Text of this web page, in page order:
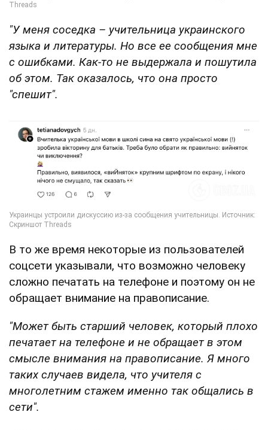
"У меня соседка – учительница украинского
языка и литературы. Но все ее сообщения мне
с ошибками. Как-то не выдержала и пошутила
об этом. Так оказалось, что она просто
"спешит".
В то же время некоторые из пользователей
соцсети указывали, что возможно человеку
сложно печатать на телефоне и поэтому он не
обращает внимание на правописание.
"Может быть старший человек, который плохо
печатает на телефоне и не обращает в этом
смысле внимания на правописание. Я много
таких случаев видела, что учителя с
многолетним стажем именно так общались в
сети".